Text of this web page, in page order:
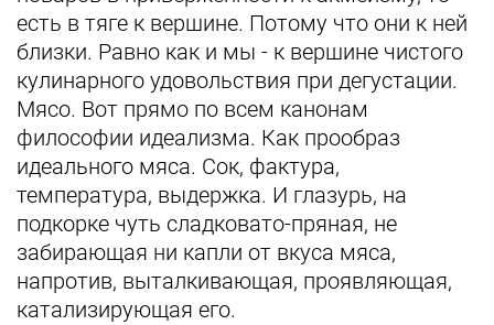
есть в тяге к вершине. Потому что они к ней
близки. Равно как и мы - к вершине чистого
кулинарного удовольствия при дегустации.
Мясо. Вот прямо по всем канонам
философии идеализма. Как прообраз
идеального мяса. Сок, фактура,
температура, выдержка. И глазурь, на
подкорке чуть сладковато-пряная, не
забирающая ни капли от вкуса мяса,
напротив, выталкивающая, проявляющая,
катализирующая его.